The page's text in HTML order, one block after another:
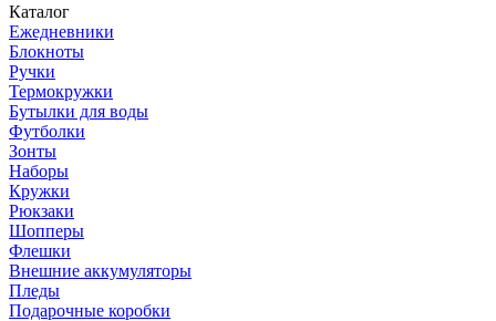
Каталог
Ежедневники
Блокноты
Ручки
Термокружки
Бутылки для воды
Футболки
Зонты
Наборы
Кружки
Рюкзаки
Шопперы
Флешки
Внешние аккумуляторы
Пледы
Подарочные коробки